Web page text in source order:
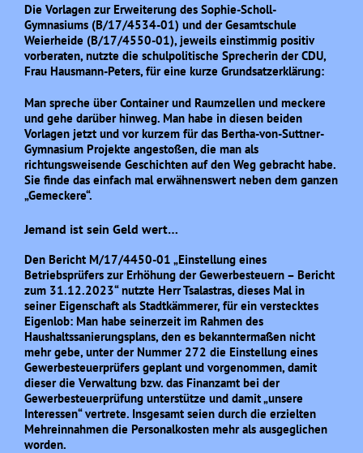
Die Vorlagen zur Erweiterung des Sophie-Scholl-
Gymnasiums (B/17/4534-01) und der Gesamtschule
Weierheide (B/17/4550-01), jeweils einstimmig positiv
vorberaten, nutzte die schulpolitische Sprecherin der CDU,
Frau Hausmann-Peters, für eine kurze Grundsatzerklärung:
Man spreche über Container und Raumzellen und meckere
und gehe darüber hinweg. Man habe in diesen beiden
Vorlagen jetzt und vor kurzem für das Bertha-von-Suttner-
Gymnasium Projekte angestoßen, die man als
richtungsweisende Geschichten auf den Weg gebracht habe.
Sie finde das einfach mal erwähnenswert neben dem ganzen
„Gemeckere“.
Jemand ist sein Geld wert…
Den Bericht M/17/4450-01 „Einstellung eines
Betriebsprüfers zur Erhöhung der Gewerbesteuern – Bericht
zum 31.12.2023“ nutzte Herr Tsalastras, dieses Mal in
seiner Eigenschaft als Stadtkämmerer, für ein verstecktes
Eigenlob: Man habe seinerzeit im Rahmen des
Haushaltssanierungsplans, den es bekanntermaßen nicht
mehr gebe, unter der Nummer 272 die Einstellung eines
Gewerbesteuerprüfers geplant und vorgenommen, damit
dieser die Verwaltung bzw. das Finanzamt bei der
Gewerbesteuerprüfung unterstütze und damit „unsere
Interessen“ vertrete. Insgesamt seien durch die erzielten
Mehreinnahmen die Personalkosten mehr als ausgeglichen
worden.